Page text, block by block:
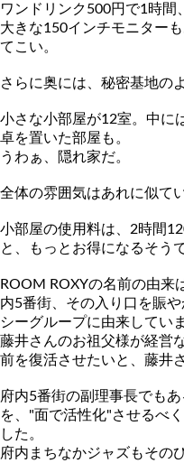
ワンドリンク500円で1時間
大きな150インチモニター
て こい。
さらに奥には、秘密基地の
小さな小部屋が12室。中に
卓を置いた部屋も。
うわぁ、隠れ家だ。
全体の雰囲気はあれに似て
小部屋の使用料は、2時間
と、もっとお得になるそう
ROOM ROXYの名前の由来
内5番街、 その入り口を賑
シーグループに由来してい
藤井さんのお祖父様が経営
前を復活させたいと、藤井
府内5番街の副理事長でも
を、"面で活性化"させるべ
した。
府内まちなかジャズもその